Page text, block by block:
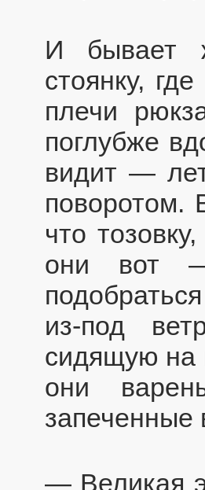
И бывает
стоянку,
плечи
поглубже
видит —
поворотом.
что
они вот —
из-под
сидящую на
они
запеченные
— Великая